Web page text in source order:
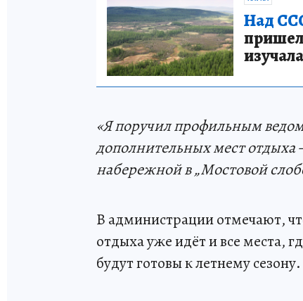
Над
«Я поручил профильным
дополнительных мест отдыха
набережной в „Мостовой
В администрации отмечают,
отдыха уже идёт и все места,
будут готовы к летнему сезону.